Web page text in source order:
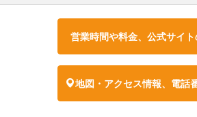
営業時間や料金、公式サイ
地図・アクセス情報、電話